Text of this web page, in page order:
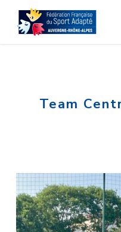
main
content
Team